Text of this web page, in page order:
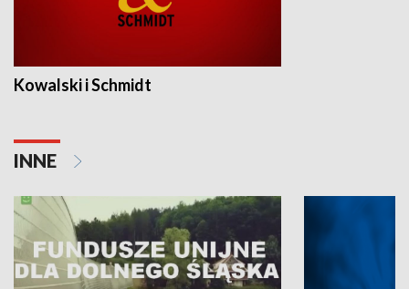
Kowalski i Schmidt
INNE